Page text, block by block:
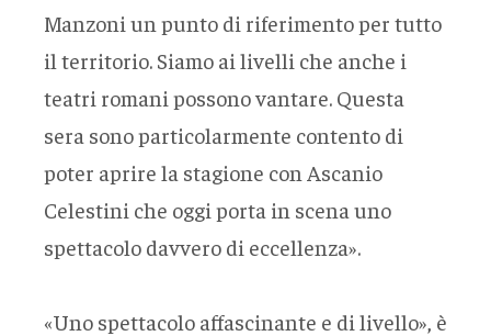
Manzoni un punto di riferimento per tutto
il territorio. Siamo ai livelli che anche i
teatri romani possono vantare. Questa
sera sono particolarmente contento di
poter aprire la stagione con Ascanio
Celestini che oggi porta in scena uno
spettacolo davvero di eccellenza».
«Uno spettacolo affascinante e di livello», è